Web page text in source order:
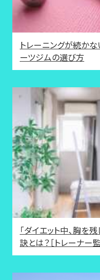
トレーニングが続か
ーツジムの選び方
「ダイエット中、胸を
訣とは？［トレーナー監